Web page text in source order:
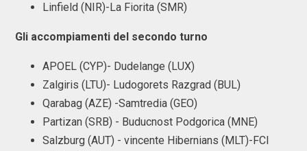
Linfield (NIR)-La Fiorita (SMR)
Gli accompiamenti del secondo turno
APOEL (CYP)- Dudelange (LUX)
Zalgiris (LTU)- Ludogorets Razgrad (BUL)
Qarabag (AZE) -Samtredia (GEO)
Partizan (SRB) - Buducnost Podgorica (MNE)
Salzburg (AUT) - vincente Hibernians (MLT)-FCI